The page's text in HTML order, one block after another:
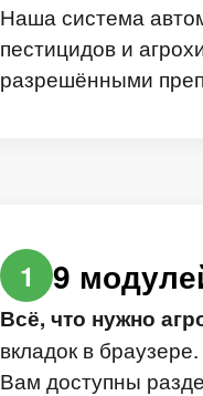
Наша система
пестицидов и
разрешёнными
1 9
Всё, что нужно
вкладок в браузере.
Вам доступны